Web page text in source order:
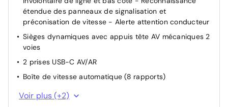
Pare-brise teinté feuilleté acoustique
Projecteurs Peugeot Matrix LED Technology Éclairage
la circulation
Pack Drive Assist Plus - Conduite semi autonome
étendue des panneaux de signalisation et
préconisation de vitesse - Alerte attention conducteur
Sièges dynamiques avec appuis tête AV mécaniques 2
voies
2 prises USB-C AV/AR
Boîte de vitesse automatique (8 rapports)
Driver Sport Pack - Personnalisation du combiné
spécifique - Sonorité du moteur amplifiée et plus
Voir plus (+2)